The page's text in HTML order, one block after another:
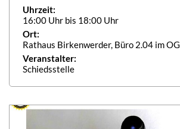
Uhrzeit:
16:00 Uhr bis 18:00 Uhr
Ort:
Rathaus Birkenwerder, Büro 2.04 im OG
Veranstalter:
Schiedsstelle